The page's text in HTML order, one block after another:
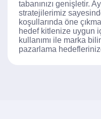
tabanınızı genişletir.
stratejilerimiz
koşullarında öne
hedef kitlenize uygun
kullanımı ile marka
pazarlama